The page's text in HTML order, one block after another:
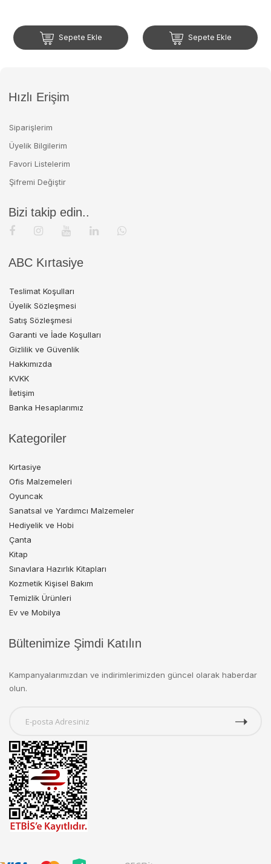
Sepete Ekle Sepete Ekle
Hızlı Erişim
Siparişlerim
Üyelik Bilgilerim
Favori Listelerim
Şifremi Değiştir
Bizi takip edin..
ABC Kırtasiye
Teslimat Koşulları
Üyelik Sözleşmesi
Satış Sözleşmesi
Garanti ve İade Koşulları
Gizlilik ve Güvenlik
Hakkımızda
KVKK
İletişim
Banka Hesaplarımız
Kategoriler
Kırtasiye
Ofis Malzemeleri
Oyuncak
Sanatsal ve Yardımcı Malzemeler
Hediyelik ve Hobi
Çanta
Kitap
Sınavlara Hazırlık Kitapları
Kozmetik Kişisel Bakım
Temizlik Ürünleri
Ev ve Mobilya
Bültenimize Şimdi Katılın
Kampanyalarımızdan ve indirimlerimizden güncel olarak haberdar
olun.